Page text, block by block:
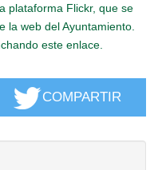
plataforma Flickr, que se
la web del Ayuntamiento.
este enlace.
COMPARTIR